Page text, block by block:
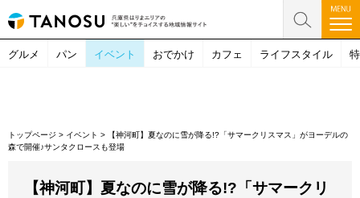
グルメ パン イベント おでかけ カフェ ライフスタイル
トップページ > イベント >
【神河町】夏なのに雪が降る!?「サマークリスマス」がヨーデルの
森で開催♪サンタクロースも登場
【神河町】夏なのに雪が降る!?「サマークリ